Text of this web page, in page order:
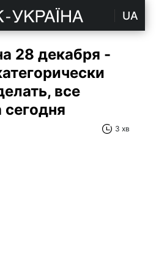
UA
28 декабря -
все
3 хв